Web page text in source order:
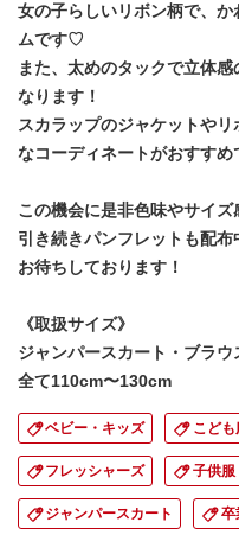
女の子らしいリボン柄で、
ムです♡
また、太めのタックで立体
なります！
スカラップのジャケットや
なコーディネートがおすすめ
この機会に是非色味やサイズ
引き続きパンフレットも配布
お待ちしております！
《取扱サイズ》
ジャンパースカート・ブラ
全て110cm〜130cm
ベビー・キッズ こども
フレッシャーズ 子供服
ジャンパースカート 卒